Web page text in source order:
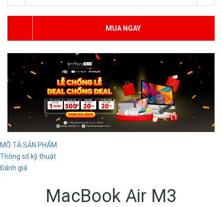
MUA NGAY
MÔ TẢ SẢN PHẨM
Thông số kỹ thuật
Đánh giá
MacBook Air M3